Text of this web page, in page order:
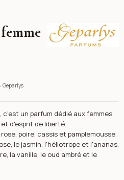
Geparlys
Geparlys
un parfum dédié aux femmes
d'esprit de liberté.
poire, cassis et pamplemousse.
le jasmin, l'héliotrope et l'ananas.
la vanille, le oud ambré et le